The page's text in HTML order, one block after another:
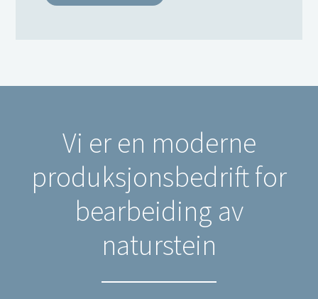
Vi er en moderne
produksjonsbedrift for
bearbeiding av
naturstein